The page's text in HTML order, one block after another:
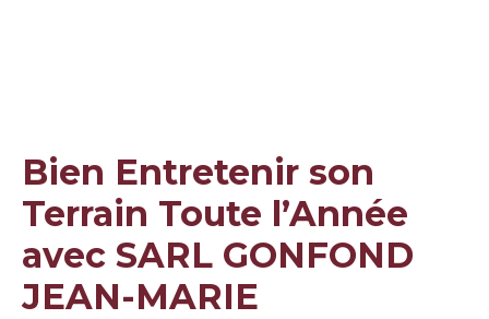
Bien Entretenir son
Terrain Toute l’Année
avec SARL GONFOND
JEAN-MARIE